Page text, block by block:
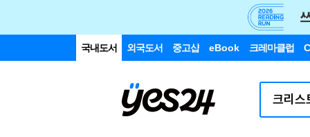
국내도서 외국도서 중고샵 eBook 크레마클럽